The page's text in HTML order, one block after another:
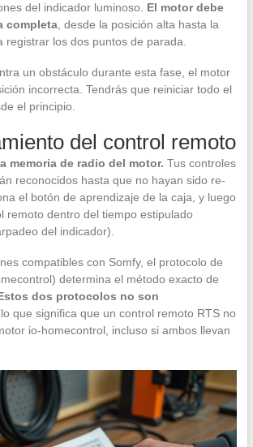
del indicador luminoso. El motor debe
completa, desde la posición alta hasta la
registrar los dos puntos de parada.
un obstáculo durante esta fase, el motor
incorrecta. Tendrás que reiniciar todo el
el principio.
del control remoto
memoria de radio del motor. Tus controles
reconocidos hasta que no hayan sido re-
el botón de aprendizaje de la caja, y luego
remoto dentro del tiempo estipulado
del indicador).
compatibles con Somfy, el protocolo de
determina el método exacto de
dos protocolos no son
, lo que significa que un control remoto RTS no
io-homecontrol, incluso si ambos llevan